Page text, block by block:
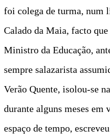
foi colega de turma, num
Calado da Maia, facto
Ministro da Educação,
sempre salazarista
Verão Quente, isolou-se
durante alguns meses em
espaço de tempo,